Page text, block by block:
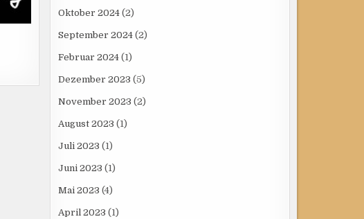
Oktober 2024(2)
September 2024(2)
Februar 2024(1)
Dezember 2023 (5)
November 2023 (2)
August 2023 (1)
Juli 2023 (1)
Juni 2023 (1)
Mai 2023 (4)
April 2023 (1)